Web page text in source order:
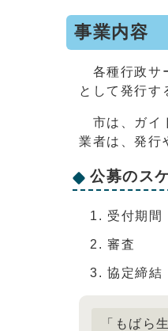
事業内容
各種行政サ
として発行す
市は、ガイ
業者は、発行
公募のス
受付期
審査
協定締
「もばら